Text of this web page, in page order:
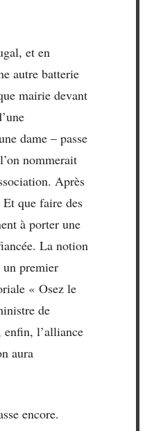
et en
autre batterie
mairie devant
dame – passe
nommerait
Après
que faire des
à porter une
La notion
un premier
« Osez le
de
enfin, l’alliance
aura
encore.